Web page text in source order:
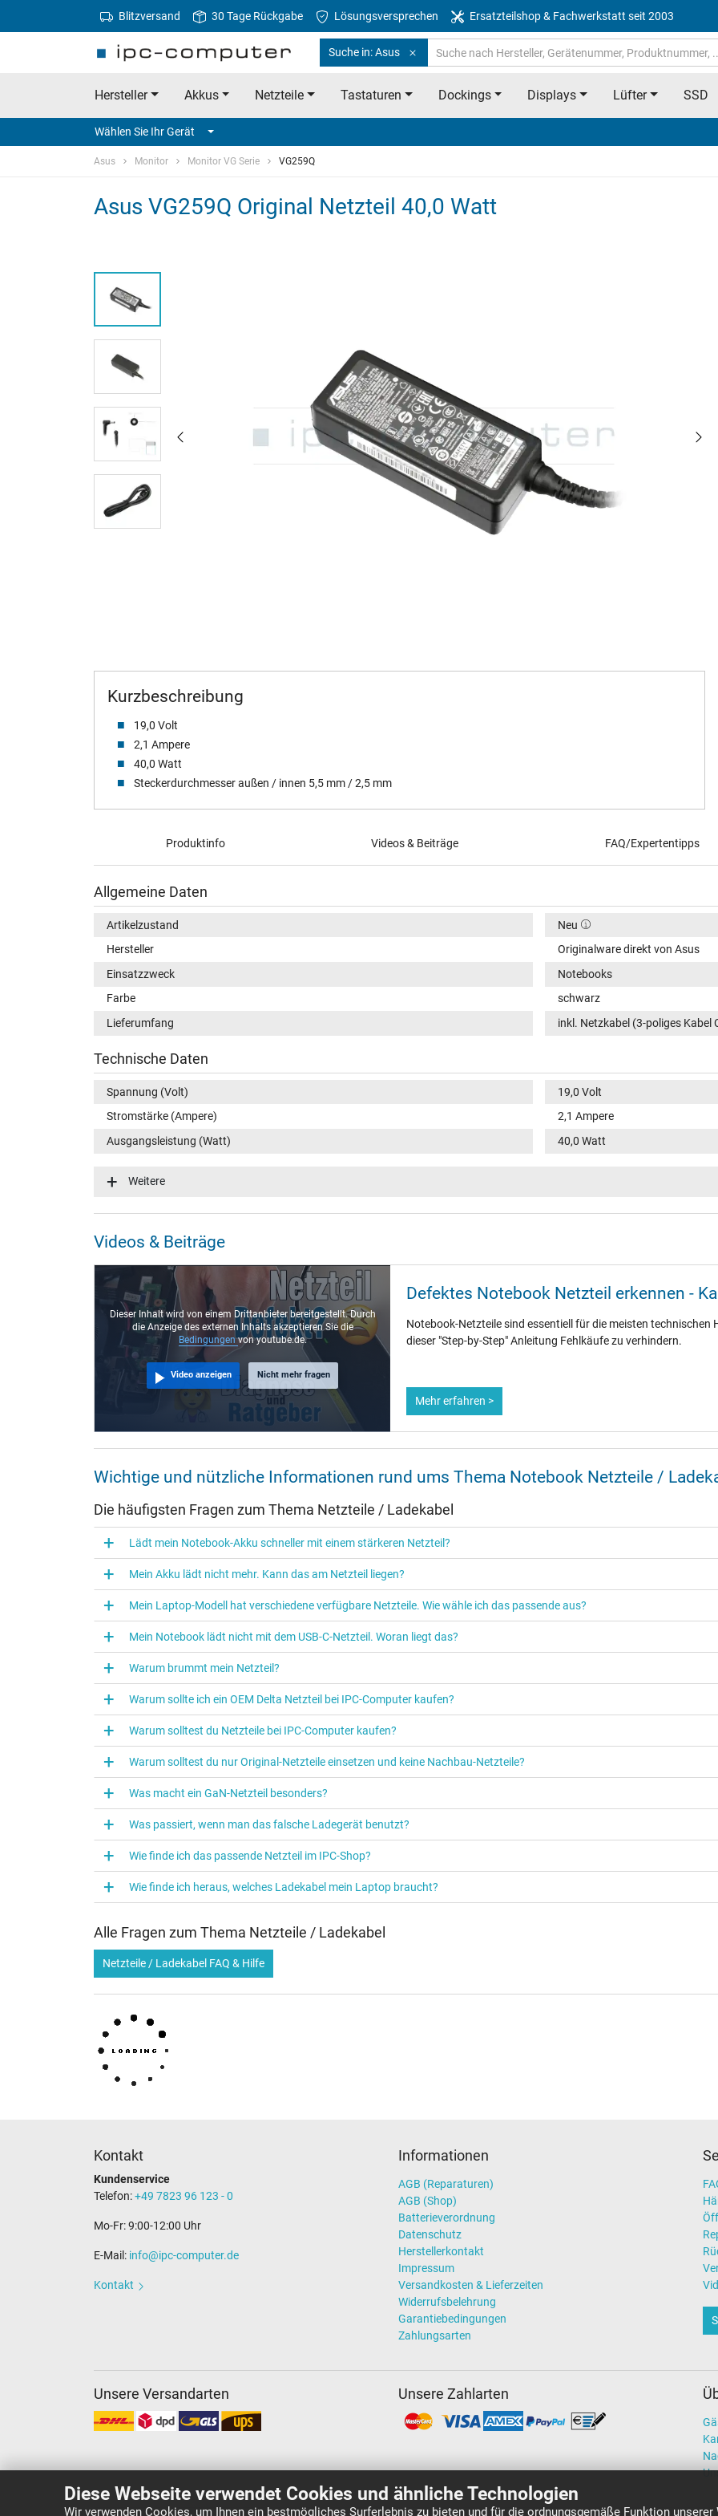
Diese Webseite verwendet Cookies und ähnliche Technologien
Wir verwenden Cookies, um Ihnen ein bestmögliches Surferlebnis zu bieten und für die ordnungsgemäße Funktion unserer
Blitzversand 30 Tage Rückgabe Lösungsversprechen Ersatzteilshop & Fachwerkstatt seit 2003
Suche in: Asus
Hersteller Akkus Netzteile Tastaturen Dockings Displays Lüfter SSD
Wählen Sie Ihr Gerät
Asus Monitor Monitor VG Serie VG259Q
Asus VG259Q Original Netzteil 40,0 Watt
Kurzbeschreibung
19,0 Volt
2,1 Ampere
40,0 Watt
Steckerdurchmesser außen / innen 5,5 mm / 2,5 mm
Produktinfo Videos & Beiträge FAQ/Expertentipps
Allgemeine Daten
Artikelzustand
Neu
Hersteller
Originalware direkt von Asus
Einsatzzweck
Notebooks
Farbe
schwarz
Lieferumfang
inkl. Netzkabel (3-poliges Kabel
Technische Daten
Spannung (Volt)
19,0 Volt
Stromstärke (Ampere)
2,1 Ampere
Ausgangsleistung (Watt)
40,0 Watt
Energieeffizienz
Steckerlänge (mm)
Steckerdurchmesser außen / innen
Stift im Stecker
Nein
Länge Anschlusskabel (m) (ca.)
Prüfsiegel
TÜV Argentina Certificado
TÜV Geprüfte Sicherheit
UL Listed
Ukraine Safety
Kategorisierung
Kategorie
Netzteil
Verwendung
Notebook / Laptop
Weitere
Videos & Beiträge
Dieser Inhalt wird von einem Drittanbieter bereitgestellt. Durch
die Anzeige des externen Inhalts akzeptieren Sie die
Bedingungenvon youtube.de.
Video anzeigen Nicht mehr fragen
Defektes Notebook Netzteil erkennen -
Notebook-Netzteile sind essentiell für die meisten
dieser "Step-by-Step" Anleitung Fehlkäufe zu verhindern.
Mehr erfahren >
Wichtige und nützliche Informationen rund ums Thema Notebook Netzteile /
Die häufigsten Fragen zum Thema Netzteile / Ladekabel
Lädt mein Notebook-Akku schneller mit einem stärkeren Netzteil?
Mein Akku lädt nicht mehr. Kann das am Netzteil liegen?
Mein Laptop-Modell hat verschiedene verfügbare Netzteile. Wie wähle ich das passende aus?
Mein Notebook lädt nicht mit dem USB-C-Netzteil. Woran liegt das?
Warum brummt mein Netzteil?
Warum sollte ich ein OEM Delta Netzteil bei IPC‑Computer kaufen?
Warum solltest du Netzteile bei IPC‑Computer kaufen?
Warum solltest du nur Original-Netzteile einsetzen und keine Nachbau-Netzteile?
Was macht ein GaN-Netzteil besonders?
Was passiert, wenn man das falsche Ladegerät benutzt?
Wie finde ich das passende Netzteil im IPC-Shop?
Wie finde ich heraus, welches Ladekabel mein Laptop braucht?
Alle Fragen zum Thema Netzteile / Ladekabel
Netzteile / Ladekabel FAQ & Hilfe
Kontakt
Kundenservice
Telefon:+49 7823 96 123 - 0
Mo-Fr: 9:00-12:00 Uhr
E-Mail: info@ipc-computer.de
Kontakt
Informationen
AGB (Reparaturen)
AGB (Shop)
Batterieverordnung
Datenschutz
Herstellerkontakt
Impressum
Versandkosten & Lieferzeiten
Widerrufsbelehrung
Garantiebedingungen
Zahlungsarten
Unsere Versandarten Unsere Zahlarten